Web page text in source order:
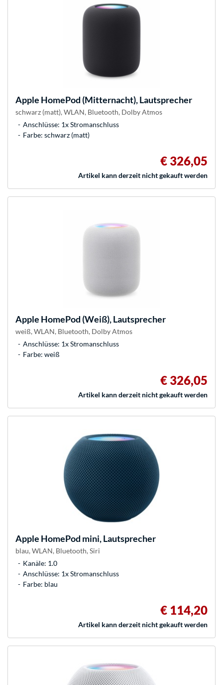
Apple HomePod (Mitternacht), Lautsprecher
schwarz (matt), WLAN, Bluetooth, Dolby Atmos
Anschlüsse: 1x Stromanschluss
Farbe: schwarz (matt)
€ 326,05
Artikel kann derzeit nicht gekauft werden
Apple HomePod (Weiß), Lautsprecher
weiß, WLAN, Bluetooth, Dolby Atmos
Anschlüsse: 1x Stromanschluss
Farbe: weiß
€ 326,05
Artikel kann derzeit nicht gekauft werden
Apple HomePod mini, Lautsprecher
blau, WLAN, Bluetooth, Siri
Kanäle: 1.0
Anschlüsse: 1x Stromanschluss
Farbe: blau
€ 114,20
Artikel kann derzeit nicht gekauft werden